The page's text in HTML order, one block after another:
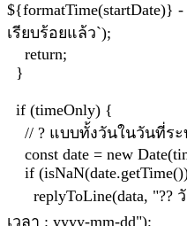
${formatTime(startDate)}
เรียบร้อยแล้ว`);
return;
}
if (timeOnly) {
// ? แบบทั้งวันในวันที่ระ
const date = new
if
replyToLine(data, "??
เวลา : yyyy-mm-dd");